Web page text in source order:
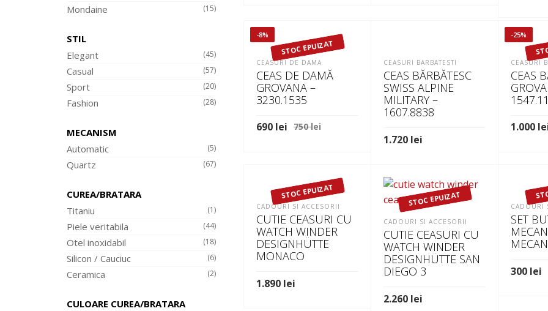
Mondaine (15)
STIL
Elegant
(45)
Casual (57)
Sport (20)
Fashion (28)
MECANISM
Automatic
(5)
Quartz (67)
CUREA/BRATARA
Titaniu
(1)
Piele veritabila (44)
Otel inoxidabil (18)
Silicon / Cauciuc (6)
Ceramica (2)
CULOARE CUREA/BRATARA
2.000 lei.
-8%
STOC EPUIZAT
CEASURI DE DAMA
CEAS DE DAMĂ
GROVANA –
3230.1535
750lei
750 lei.
690 lei
CEASURI BARBATESTI
CEAS BĂRBĂTESC
SWISS ALPINE
MILITARY –
1607.8838
1.720 lei
-25%
CEASURI
CEAS
1.000
STOC EPUIZAT
CADOURI SI ACCESORII
CUTIE CEASURI CU
WATCH WINDER
DESIGNHÜTTE
MONACO
1.890 lei
STOC EPUIZAT
CADOURI SI ACCESORII
CUTIE CEASURI CU
WATCH WINDER
DESIGNHÜTTE SAN
DIEGO 3
2.260 lei
CADOURI
SET
300 lei